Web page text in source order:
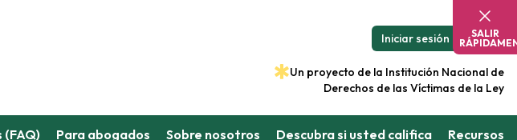
Iniciar sesión
Un proyecto de la Institución Nacional de
Derechos de las Víctimas de la Ley
Para abogados Sobre nosotros Descubra si usted califica Recursos
SALIR